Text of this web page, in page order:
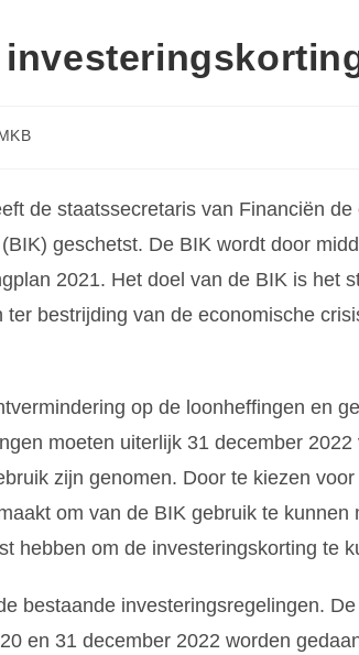
de staatssecretaris van Financiën
geschetst. De BIK wordt door
2021. Het doel van de BIK is het
bestrijding van de economische
op de loonheffingen en
moeten uiterlijk 31 december
zijn genomen. Door te kiezen
om van de BIK gebruik te kunnen
hebben om de investeringskorting te
bestaande investeringsregelingen.
en 31 december 2022 worden